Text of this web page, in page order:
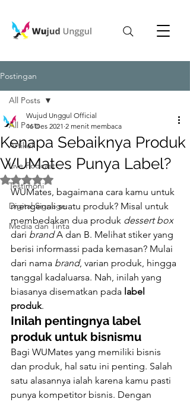
Postingan
All Posts
Artikel
Live Podcast
Testimoni
Digital Signage
Media dan Tinta
All Posts
Kenapa Sebaiknya Produk
WUMates Punya Label?
Wujud Unggul Official
16 Des 2021 2 menit membaca
Dinilai NaN dari 5 bintang.
WUMates, bagaimana cara kamu untuk
mengenali suatu produk? Misal untuk
membedakan dua produk dessert box
dari brand A dan B. Melihat stiker yang
berisi informassi pada kemasan? Mulai
dari nama brand, varian produk, hingga
tanggal kadaluarsa. Nah, inilah yang
biasanya disematkan pada label
produk.
Inilah pentingnya label
produk untuk bisnismu
Bagi WUMates yang memiliki bisnis
dan produk, hal satu ini penting. Salah
satu alasannya ialah karena kamu pasti
punya kompetitor bisnis. Dengan